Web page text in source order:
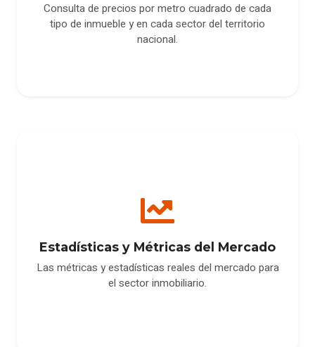
Consulta de precios por metro cuadrado de cada
tipo de inmueble y en cada sector del territorio
nacional.
Estadísticas y Métricas del Mercado
Las métricas y estadísticas reales del mercado para
el sector inmobiliario.